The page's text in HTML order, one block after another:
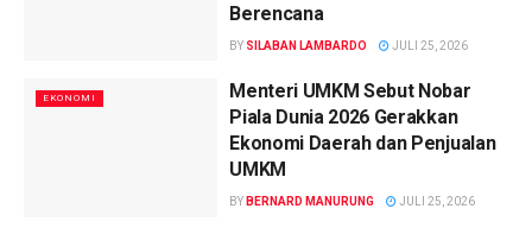
Berencana
BY SILABAN LAMBARDO JULI 25, 2026
EKONOMI
Menteri UMKM Sebut Nobar
Piala Dunia 2026 Gerakkan
Ekonomi Daerah dan Penjualan
UMKM
BY BERNARD MANURUNG JULI 25, 2026